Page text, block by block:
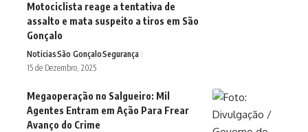
Motociclista reage a tentativa de
assalto e mata suspeito a tiros em São
Gonçalo
NoticiasSão GonçaloSegurança
15 de Dezembro, 2025
Megaoperação no Salgueiro: Mil
Agentes Entram em Ação Para Frear
Avanço do Crime